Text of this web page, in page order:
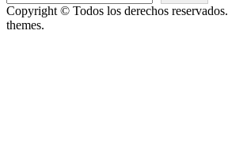
Copyright © Todos los derechos reservados.
themes.